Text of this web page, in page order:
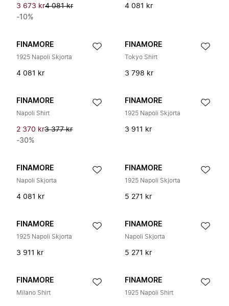
3 673 kr4 081 kr
-10%
4 081 kr
FINAMORE
1925 Napoli Skjorta
4 081 kr
FINAMORE
Tokyo Shirt
3 798 kr
FINAMORE
Napoli Shirt
2 370 kr3 377 kr
-30%
FINAMORE
1925 Napoli Skjorta
3 911 kr
FINAMORE
Napoli Skjorta
4 081 kr
FINAMORE
1925 Napoli Skjorta
5 271 kr
FINAMORE
1925 Napoli Skjorta
3 911 kr
FINAMORE
Napoli Skjorta
5 271 kr
FINAMORE
Milano Shirt
FINAMORE
1925 Napoli Shirt